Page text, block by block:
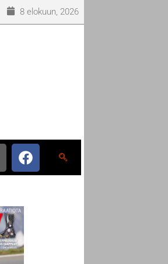
8 elokuun, 2026